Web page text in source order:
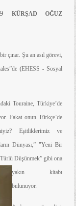
KÜRŞAD OĞUZ
çınar. Şu an asıl görevi,
(EHESS - Sosyal
Touraine, Türkiye’de
Fakat onun Türkçe’de
Eşitliklerimiz ve
Dünyası,” "Yeni Bir
Düşünmek” gibi ona
yakın kitabı
bulunuyor.